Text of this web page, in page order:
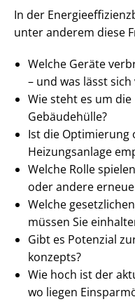
In der
unter anderem diese
Welche Geräte
– und was lässt
Wie steht es um
Gebäudehülle?
Ist die Optimierung
Heizungsanlage
Welche Rolle
oder andere
Welche
müssen Sie
Gibt es Potenzial
kon­zepts?
Wie hoch ist der
wo liegen